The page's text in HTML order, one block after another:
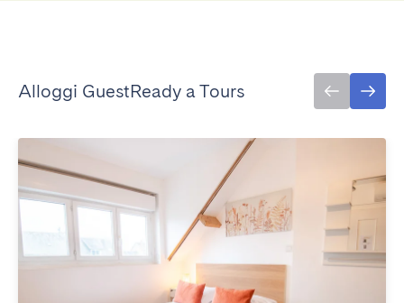
Alloggi GuestReady a Tours